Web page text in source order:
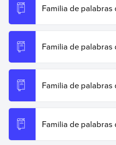
Familia de palabras
Familia de palabras
Familia de palabras
Familia de palabras